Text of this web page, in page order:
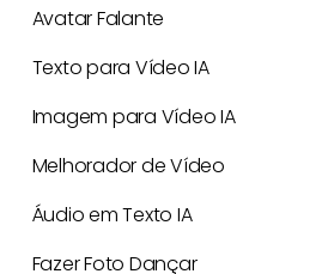
Avatar Falante
Texto para Vídeo IA
Imagem para Vídeo IA
Melhorador de Vídeo
Áudio em Texto IA
Fazer Foto Dançar